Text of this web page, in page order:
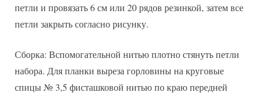
петли и провязать 6 см или 20 рядов резинкой, затем все
петли закрыть согласно рисунку.
Сборка: Вспомогательной нитью плотно стянуть петли
набора. Для планки выреза горловины на круговые
спицы № 3,5 фисташковой нитью по краю передней